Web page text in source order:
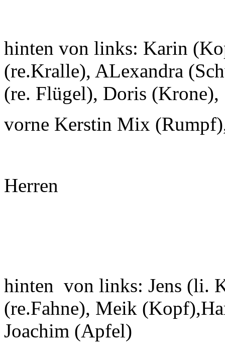
hinten von links: Karin
(re.Kralle), ALexandra
(re. Flügel), Doris (Krone),
vorne Kerstin Mix
Herren
hinten von links: Jens (li.
(re.Fahne), Meik
Joachim (Apfel)